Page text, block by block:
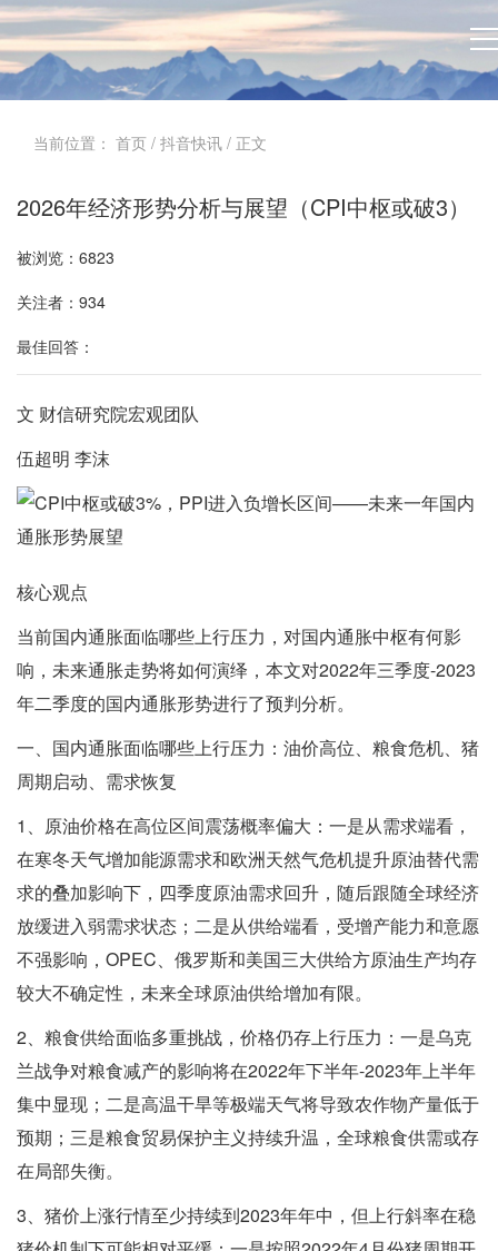
当前位置： 首页 / 抖音快讯 / 正文
2026年经济形势分析与展望（CPI中枢或破3）
被浏览：6823
关注者：934
最佳回答：
文 财信研究院宏观团队
伍超明 李沫
核心观点
当前国内通胀面临哪些上行压力，对国内通胀中枢有何影
响，未来通胀走势将如何演绎，本文对2022年三季度-2023
年二季度的国内通胀形势进行了预判分析。
一、国内通胀面临哪些上行压力：油价高位、粮食危机、猪
周期启动、需求恢复
1、原油价格在高位区间震荡概率偏大：一是从需求端看，
在寒冬天气增加能源需求和欧洲天然气危机提升原油替代需
求的叠加影响下，四季度原油需求回升，随后跟随全球经济
放缓进入弱需求状态；二是从供给端看，受增产能力和意愿
不强影响，OPEC、俄罗斯和美国三大供给方原油生产均存
较大不确定性，未来全球原油供给增加有限。
2、粮食供给面临多重挑战，价格仍存上行压力：一是乌克
兰战争对粮食减产的影响将在2022年下半年-2023年上半年
集中显现；二是高温干旱等极端天气将导致农作物产量低于
预期；三是粮食贸易保护主义持续升温，全球粮食供需或存
在局部失衡。
3、猪价上涨行情至少持续到2023年年中，但上行斜率在稳